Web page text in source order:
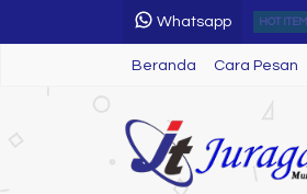
Whatsapp HOT ITEM
Beranda Cara Pesan